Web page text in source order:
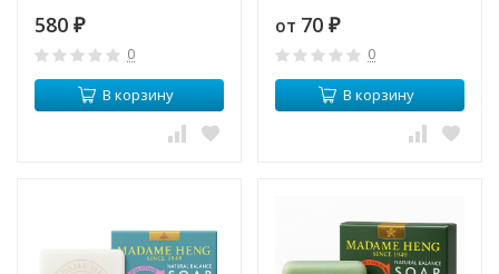
580 ₽
0
В корзину
от 70 ₽
0
В корзину